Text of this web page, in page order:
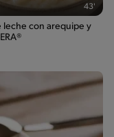
43'
leche con arequipe y